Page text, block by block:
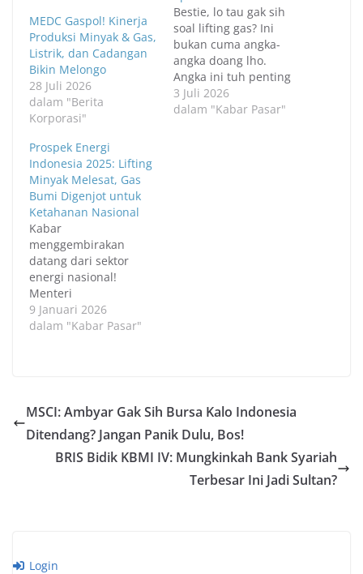
MEDC Gaspol! Kinerja
Produksi Minyak & Gas,
Listrik, dan Cadangan
Bikin Melongo
28 Juli 2026
dalam "Berita
Korporasi"
Bestie, lo tau gak sih
soal lifting gas? Ini
bukan cuma angka-
angka doang lho.
Angka ini tuh penting
banget buat masa
depan energi dan duit
3 Juli 2026
dalam "Kabar Pasar"
Prospek Energi
Indonesia 2025: Lifting
Minyak Melesat, Gas
Bumi Digenjot untuk
Ketahanan Nasional
Kabar
menggembirakan
datang dari sektor
energi nasional!
Menteri
Investasi/Kepala Badan
Koordinasi Penanaman
lifting minyak bumi
Indonesia untuk tahun
2025. Pencapaian ini
menjadi sinyal positif
9 Januari 2026
dalam "Kabar Pasar"
MSCI: Ambyar Gak Sih Bursa Kalo Indonesia
Ditendang? Jangan Panik Dulu, Bos!
BRIS Bidik KBMI IV: Mungkinkah Bank Syariah
Terbesar Ini Jadi Sultan?
Login